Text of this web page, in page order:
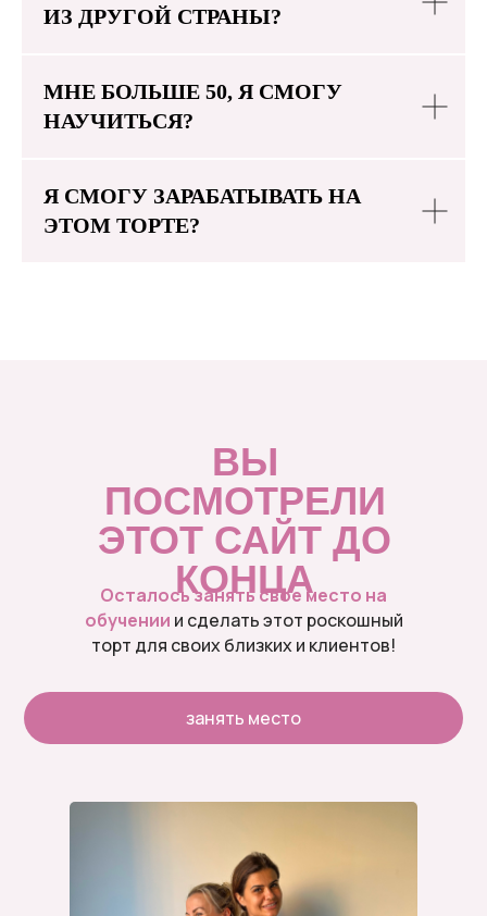
ИЗ ДРУГОЙ СТРАНЫ?
МНЕ БОЛЬШЕ 50, Я СМОГУ
НАУЧИТЬСЯ?
Я СМОГУ ЗАРАБАТЫВАТЬ НА
ЭТОМ ТОРТЕ?
занять место
ВЫ
ПОСМОТРЕЛИ
ЭТОТ САЙТ ДО
КОНЦА
Осталось занять свое место на
обучении и сделать этот роскошный
торт для своих близких и клиентов!